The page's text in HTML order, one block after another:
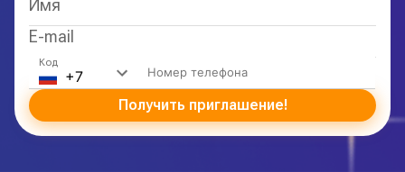
Код
Получить приглашение!